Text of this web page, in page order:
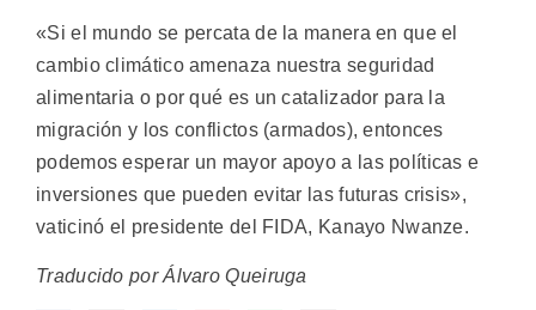
«Si el mundo se percata de la manera en que el
cambio climático amenaza nuestra seguridad
alimentaria o por qué es un catalizador para la
migración y los conflictos (armados), entonces
podemos esperar un mayor apoyo a las políticas e
inversiones que pueden evitar las futuras crisis»,
vaticinó el presidente del FIDA, Kanayo Nwanze.
Traducido por Álvaro Queiruga